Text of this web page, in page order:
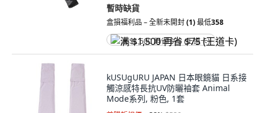
暫時缺貨
盒損福利品 – 全新未開封(1)最低358
满 $1,500 再省 $75 (王道卡)
kUSUgURU JAPAN 日本眼鏡貓 日系接
觸涼感特長抗UV防曬袖套 Animal
Mode系列, 粉色, 1套